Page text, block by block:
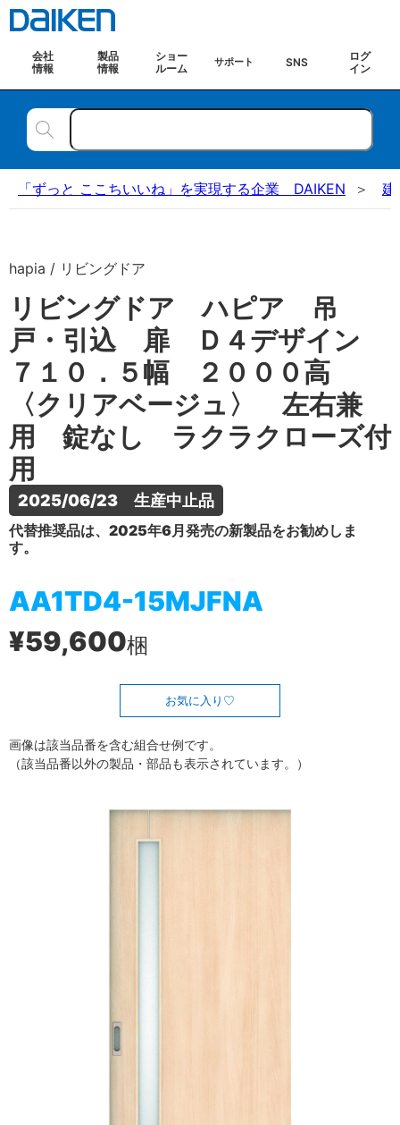
会社
情報
製品
情報
ショー
ルーム
サポート SNS
ログ
イン
「ずっと ここちいいね」を実現する企業 DAIKEN 建
hapia / リビングドア
リビングドア ハピア 吊
戸・引込 扉 Ｄ４デザイン
７１０．５幅 ２０００高
〈クリアベージュ〉 左右兼
用 錠なし ラクラクローズ付
用
2025/06/23　生産中止品
代替推奨品は、2025年6月発売の新製品をお勧めしま
す。
AA1TD4-15MJFNA
¥59,600梱
お気に入り
画像は該当品番を含む組合せ例です。
（該当品番以外の製品・部品も表示されています。）